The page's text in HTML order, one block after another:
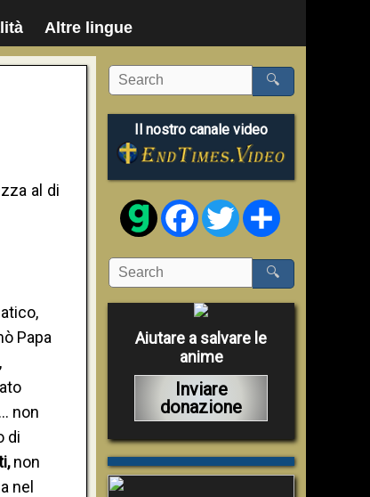
Altre lingue
al di
Papa
non
di
non
nel
🔍
Il nostro canale video
FacebookTwitter
🔍
Aiutare a salvare le
anime
Inviare
donazione